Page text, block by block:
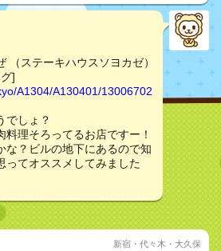
（ステーキハウスソヨカゼ）
]
A1304/A130401/13006702
でしょ？
理そろってるお店ですー！
な？ビルの地下にあるので知
ってオススメしてみました
新宿・代々木・大久保